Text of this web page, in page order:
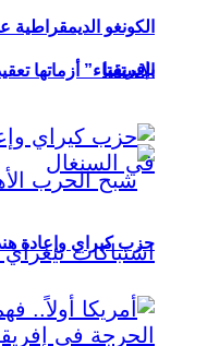
بإفريقيا
الكونغو
الاستفتاء” أزماتها
حزب كيراي وإعادة